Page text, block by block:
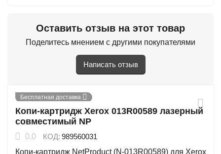
Оставить отзыв на этот товар
Поделитесь мнением с другими покупателями
Написать отзыв
Бесплатная доставка
Копи-картридж Xerox 013R00589 лазерный
совместимый NP
0.0 КОД: 989560031
Копи-картридж NetProduct (N-013R00589) для Xerox